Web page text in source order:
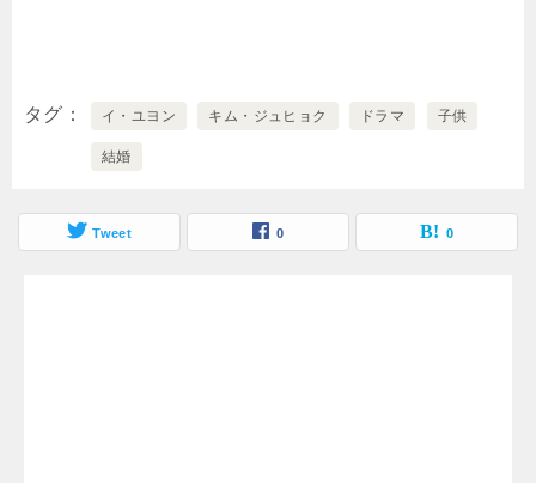
タグ イ・ユヨン キム・ジュヒョク ドラマ 子供
結婚
Tweet 0 0